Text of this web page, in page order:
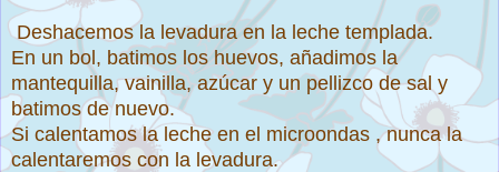
Deshacemos la levadura en la leche templada.
En un bol, batimos los huevos, añadimos la
mantequilla, vainilla, azúcar y un pellizco de sal y
batimos de nuevo.
Si calentamos la leche en el microondas , nunca la
calentaremos con la levadura.